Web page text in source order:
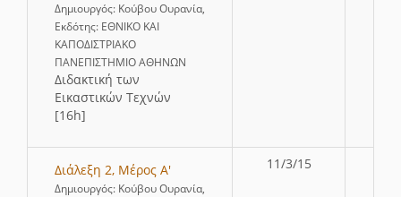
Δημιουργός: Κούβου Ουρανία,
Εκδότης: ΕΘΝΙΚΟ ΚΑΙ
ΚΑΠΟΔΙΣΤΡΙΑΚΟ
ΠΑΝΕΠΙΣΤΗΜΙΟ ΑΘΗΝΩΝ
∆ιδακτική των
Εικαστικών Τεχνών
[16h]
Διάλεξη 2, Μέρος Α'
Δημιουργός: Κούβου Ουρανία,
11/3/15